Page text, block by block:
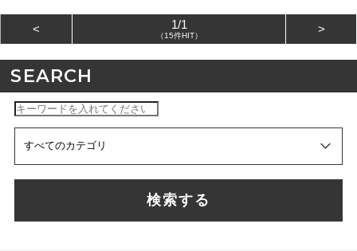
< 1/1
（15件HIT） >
SEARCH
検索する